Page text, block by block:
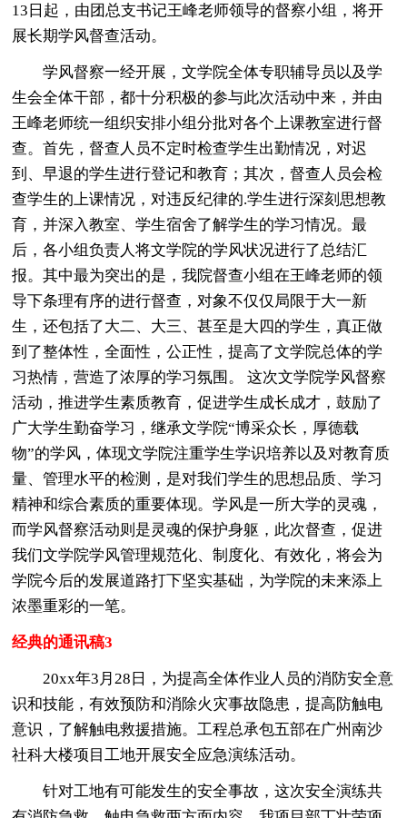
13日起，由团总支书记王峰老师领导的督察小组，将开
展长期学风督查活动。
学风督察一经开展，文学院全体专职辅导员以及学
生会全体干部，都十分积极的参与此次活动中来，并由
王峰老师统一组织安排小组分批对各个上课教室进行督
查。首先，督查人员不定时检查学生出勤情况，对迟
到、早退的学生进行登记和教育；其次，督查人员会检
查学生的上课情况，对违反纪律的.学生进行深刻思想教
育，并深入教室、学生宿舍了解学生的学习情况。最
后，各小组负责人将文学院的学风状况进行了总结汇
报。其中最为突出的是，我院督查小组在王峰老师的领
导下条理有序的进行督查，对象不仅仅局限于大一新
生，还包括了大二、大三、甚至是大四的学生，真正做
到了整体性，全面性，公正性，提高了文学院总体的学
习热情，营造了浓厚的学习氛围。 这次文学院学风督察
活动，推进学生素质教育，促进学生成长成才，鼓励了
广大学生勤奋学习，继承文学院“博采众长，厚德载
物”的学风，体现文学院注重学生学识培养以及对教育质
量、管理水平的检测，是对我们学生的思想品质、学习
精神和综合素质的重要体现。学风是一所大学的灵魂，
而学风督察活动则是灵魂的保护身躯，此次督查，促进
我们文学院学风管理规范化、制度化、有效化，将会为
学院今后的发展道路打下坚实基础，为学院的未来添上
浓墨重彩的一笔。
经典的通讯稿3
20xx年3月28日，为提高全体作业人员的消防安全意
识和技能，有效预防和消除火灾事故隐患，提高防触电
意识，了解触电救援措施。工程总承包五部在广州南沙
社科大楼项目工地开展安全应急演练活动。
针对工地有可能发生的安全事故，这次安全演练共